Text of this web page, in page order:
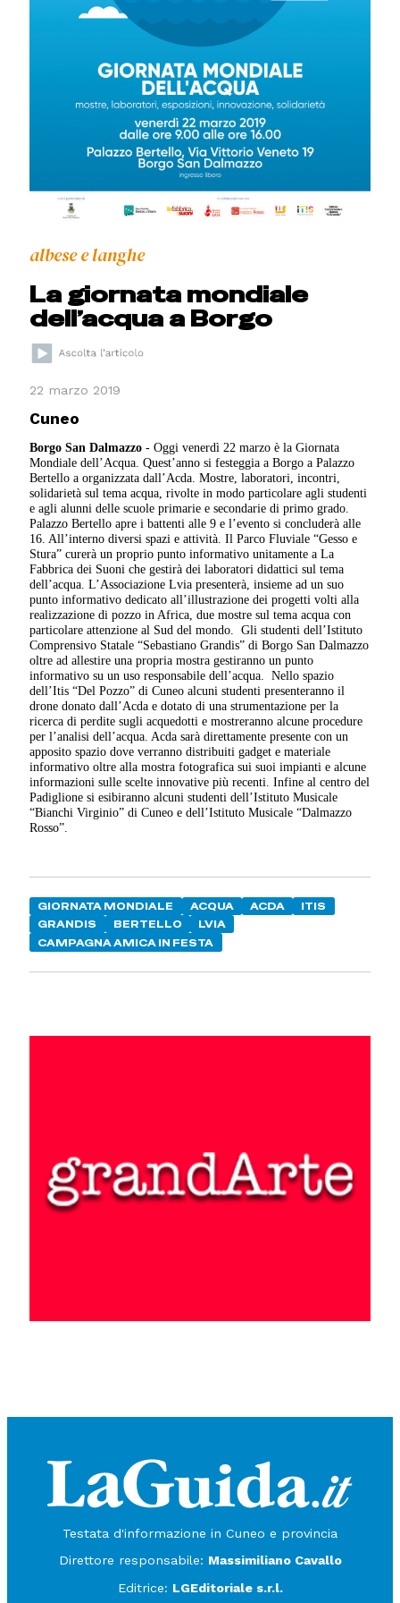
albese e langhe
La giornata mondiale
dell’acqua a Borgo
22 marzo 2019
Cuneo
Borgo San Dalmazzo - Oggi venerdì 22 marzo è la Giornata
Mondiale dell’Acqua. Quest’anno si festeggia a Borgo a Palazzo
Bertello a organizzata dall’Acda. Mostre, laboratori, incontri,
solidarietà sul tema acqua, rivolte in modo particolare agli studenti
e agli alunni delle scuole primarie e secondarie di primo grado.
Palazzo Bertello apre i battenti alle 9 e l’evento si concluderà alle
16. All’interno diversi spazi e attività. Il Parco Fluviale “Gesso e
Stura” curerà un proprio punto informativo unitamente a La
Fabbrica dei Suoni che gestirà dei laboratori didattici sul tema
dell’acqua. L’Associazione Lvia presenterà, insieme ad un suo
punto informativo dedicato all’illustrazione dei progetti volti alla
realizzazione di pozzo in Africa, due mostre sul tema acqua con
particolare attenzione al Sud del mondo.
Gli studenti dell’Istituto
Comprensivo Statale “Sebastiano Grandis” di Borgo San Dalmazzo
oltre ad allestire una propria mostra gestiranno un punto
informativo su un uso responsabile dell’acqua.
Nello spazio
dell’Itis “Del Pozzo” di Cuneo alcuni studenti presenteranno il
drone donato dall’Acda e dotato di una strumentazione per la
ricerca di perdite sugli acquedotti e mostreranno alcune procedure
per l’analisi dell’acqua. Acda sarà direttamente presente con un
apposito spazio dove verranno distribuiti gadget e materiale
informativo oltre alla mostra fotografica sui suoi impianti e alcune
informazioni sulle scelte innovative più recenti. Infine al centro del
Padiglione si esibiranno alcuni studenti dell’Istituto Musicale
“Bianchi Virginio” di Cuneo e dell’Istituto Musicale “Dalmazzo
Rosso”.
GIORNATA MONDIALE ACQUA ACDA
ITIS
GRANDIS
BERTELLO
LVIA
CAMPAGNA AMICA IN FESTA
Testata d'informazione in Cuneo e provincia
Direttore responsabile: Massimiliano Cavallo
Editrice: LGEditoriale s.r.l.